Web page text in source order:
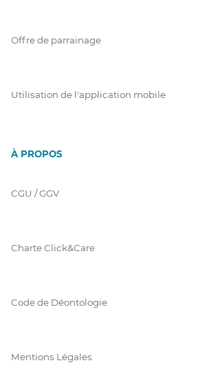
Offre de parrainage
Utilisation de l'application mobile
À PROPOS
CGU / GGV
Charte Click&Care
Code de Déontologie
Mentions Légales